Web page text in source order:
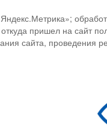
пришел на сайт
сайта, проведения